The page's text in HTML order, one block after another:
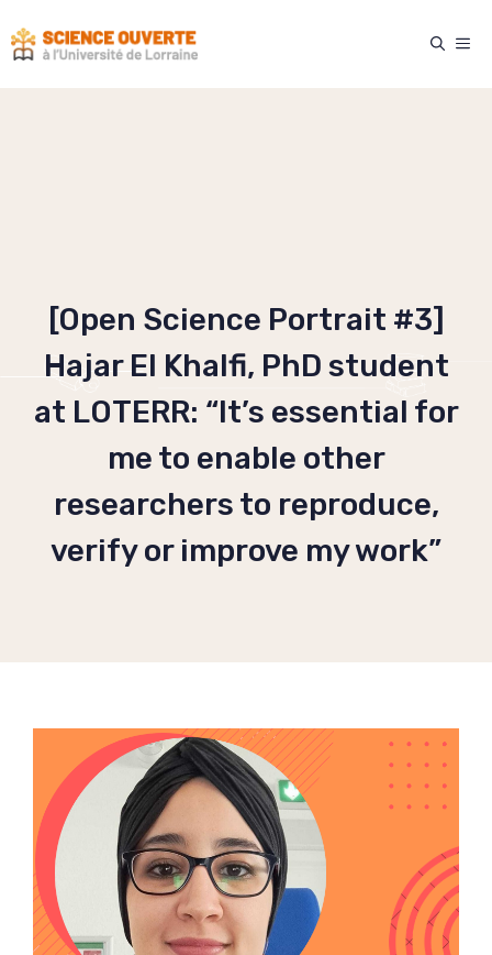
to
[Open Science Portrait #3]
Hajar El Khalfi, PhD student
at LOTERR: “It’s essential for
me to enable other
researchers to reproduce,
verify or improve my work”